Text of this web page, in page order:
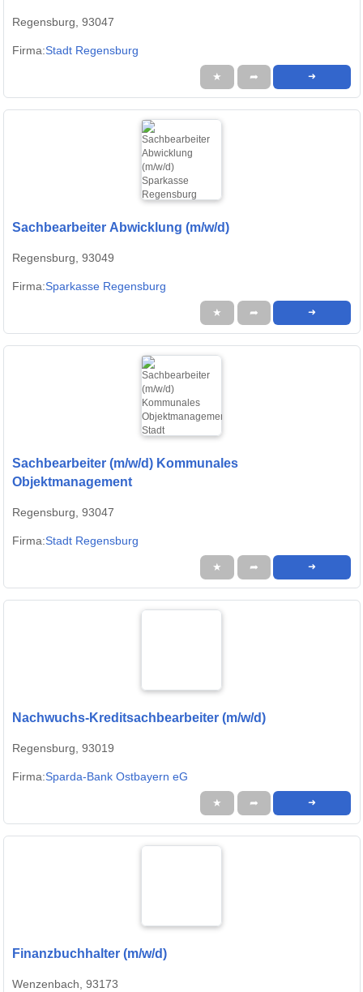
Regensburg, 93047
Firma:Stadt Regensburg
★ ➦ ➜
Sachbearbeiter Abwicklung (m/w/d)
Regensburg, 93049
Firma:Sparkasse Regensburg
★ ➦ ➜
Sachbearbeiter (m/w/d) Kommunales
Objektmanagement
Regensburg, 93047
Firma:Stadt Regensburg
★ ➦ ➜
Nachwuchs-Kreditsachbearbeiter (m/w/d)
Regensburg, 93019
Firma:Sparda-Bank Ostbayern eG
★ ➦ ➜
Finanzbuchhalter (m/w/d)
Wenzenbach, 93173